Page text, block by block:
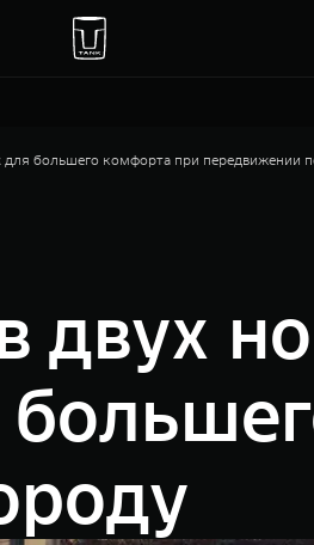
большего комфорта при передвижении
двух